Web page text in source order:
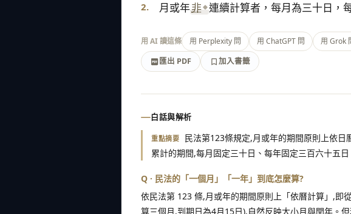
2. 月或年非 連續計算者，每月為三十日，
用 AI 讀這條 用 Perplexity 問 用 ChatGPT 問
用 Grok
匯出 PDF
加入書籤
匯出 PDF
加入書籤
白話與解析
重點摘要
民法第123條規定,月或年的期間原則上依
累計的期間,每月固定三十日、每年固定三百六十五日
Q · 民法的「一個月」「一年」到底怎麼算?
依民法第 123 條,月或年的期間原則上「依曆計算」,即
算三個月,到期日為4月15日),自然反映大小月與閏年。